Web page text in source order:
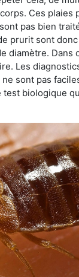
Ces plaies
pas bien
prurit sont
diamètre. Dans
Les
sont pas
test biologique